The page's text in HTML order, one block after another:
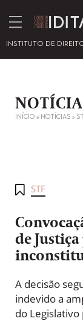
INSTITUTO DE
INÍCIO » NOTÍCIAS »
STF
de
A decisão
indevido a
do